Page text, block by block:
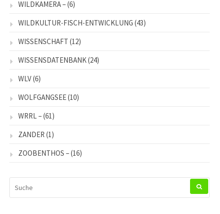
WILDKAMERA –(6)
WILDKULTUR-FISCH-ENTWICKLUNG (43)
WISSENSCHAFT (12)
WISSENSDATENBANK(24)
WLV(6)
WOLFGANGSEE(10)
WRRL –(61)
ZANDER (1)
ZOOBENTHOS –(16)
NACH: